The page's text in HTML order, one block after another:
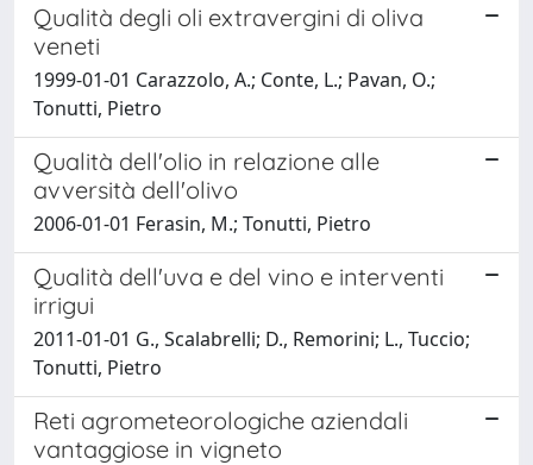
Qualità degli oli extravergini di oliva
veneti
1999-01-01 Carazzolo, A.; Conte, L.; Pavan, O.;
Tonutti, Pietro
Qualità dell'olio in relazione alle
avversità dell'olivo
2006-01-01 Ferasin, M.; Tonutti, Pietro
Qualità dell'uva e del vino e interventi
irrigui
2011-01-01 G., Scalabrelli; D., Remorini; L., Tuccio;
Tonutti, Pietro
Reti agrometeorologiche aziendali
vantaggiose in vigneto